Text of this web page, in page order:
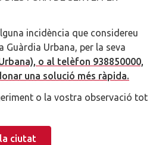
incidència que considereu
Guàrdia Urbana, per la seva
o al telèfon 938850000,
una solució més ràpida.
o la vostra observació tot
ciutat